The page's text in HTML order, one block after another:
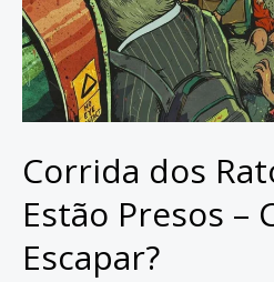
Corrida dos
Estão Presos –
Escapar?